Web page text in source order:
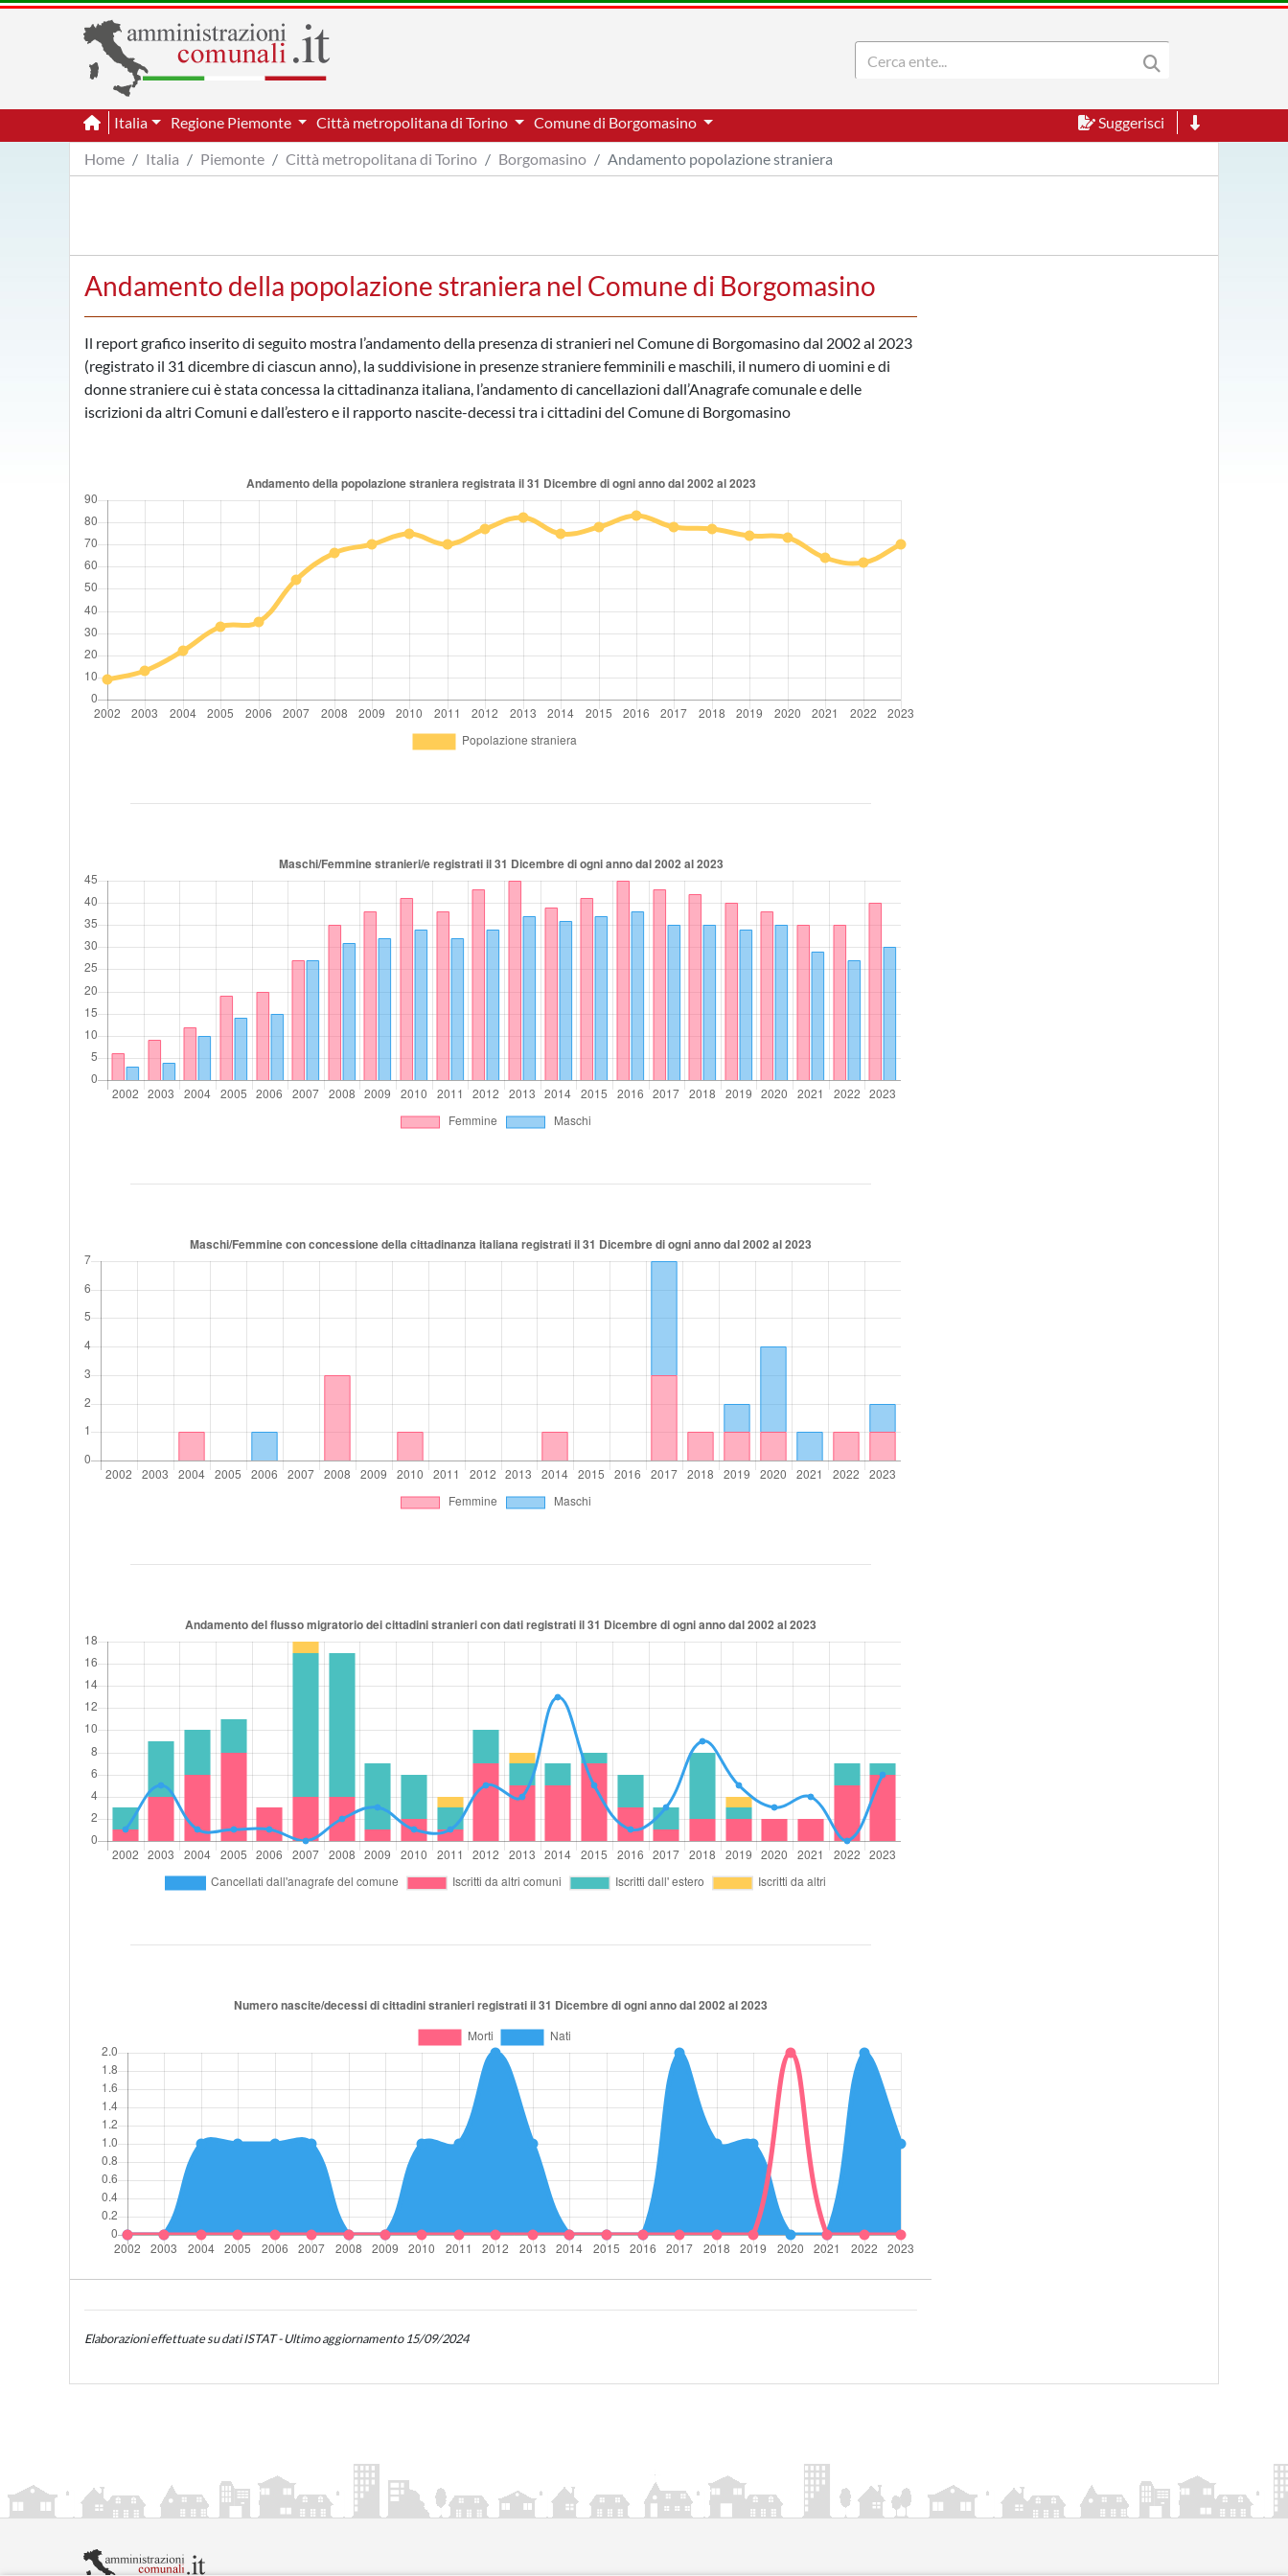
Italia Regione Piemonte Città metropolitana di Torino Comune di Borgomasino
Suggerisci
Home
Italia Piemonte Città metropolitana di Torino Borgomasino Andamento popolazione straniera
Andamento della popolazione straniera nel Comune di Borgomasino
Il report grafico inserito di seguito mostra l’andamento della presenza di stranieri nel Comune di Borgomasino dal 2002 al 2023
(registrato il 31 dicembre di ciascun anno), la suddivisione in presenze straniere femminili e maschili, il numero di uomini e di
donne straniere cui è stata concessa la cittadinanza italiana, l’andamento di cancellazioni dall’Anagrafe comunale e delle
iscrizioni da altri Comuni e dall’estero e il rapporto nascite-decessi tra i cittadini del Comune di Borgomasino
Elaborazioni effettuate su dati ISTAT - Ultimo aggiornamento 15/09/2024